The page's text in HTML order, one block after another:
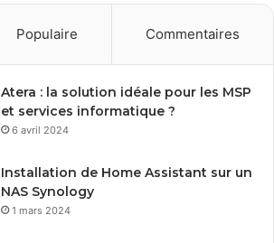
Populaire Commentaires
Atera : la solution idéale pour les MSP
et services informatique ?
6 avril 2024
Installation de Home Assistant sur un
NAS Synology
1 mars 2024